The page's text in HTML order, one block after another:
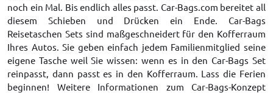
noch ein Mal. Bis endlich alles passt. Car-Bags.com bereitet all
diesem Schieben und Drücken ein Ende. Car-Bags
Reisetaschen Sets sind maßgeschneidert für den Kofferraum
Ihres Autos. Sie geben einfach jedem Familienmitglied seine
eigene Tasche weil Sie wissen: wenn es in den Car-Bags Set
reinpasst, dann passt es in den Kofferraum. Lass die Ferien
beginnen! Weitere Informationen zum Car-Bags-Konzept